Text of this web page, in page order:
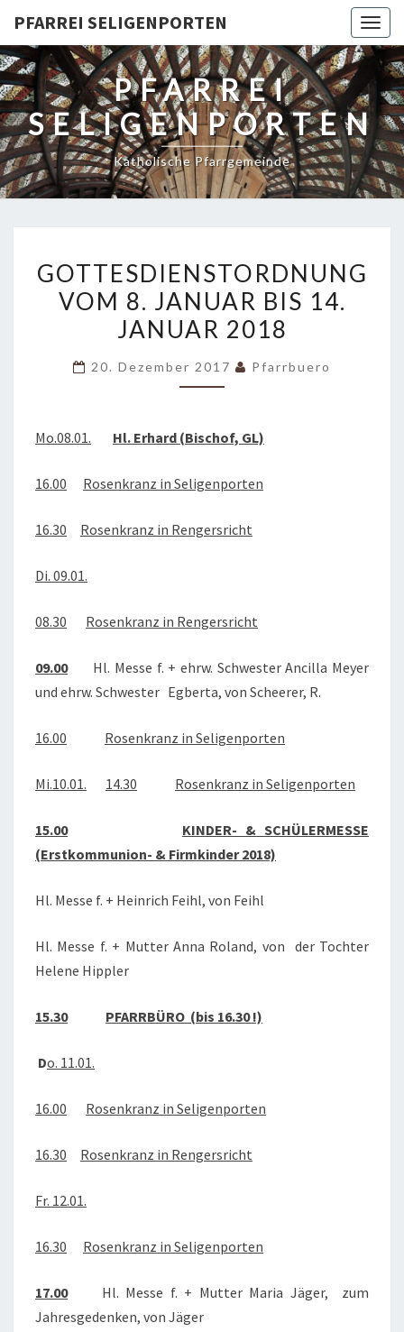
PFARREI SELIGENPORTEN
PFARREI
SELIGENPORTEN
Katholische Pfarrgemeinde
VOM
8.
JANUAR
14.
GOTTESDIENSTORDNUNG
VOM 8. JANUAR BIS 14.
JANUAR 2018
20. Dezember 2017 Pfarrbuero
Mo.08.01. Hl. Erhard (Bischof, GL)
16.00 Rosenkranz in Seligenporten
16.30 Rosenkranz in Rengersricht
Di. 09.01.
08.30 Rosenkranz in Rengersricht
09.00Hl. Messe f. + ehrw. Schwester Ancilla Meyer
und ehrw. Schwester Egberta, von Scheerer, R.
16.00 Rosenkranz in Seligenporten
Mi.10.01. 14.30 Rosenkranz in Seligenporten
15.00
KINDER- & SCHÜLERMESSE
(Erstkommunion- & Firmkinder 2018)
Hl. Messe f. + Heinrich Feihl, von Feihl
Hl. Messe f. + Mutter Anna Roland, von der Tochter
Helene Hippler
15.30 PFARRBÜRO (bis 16.30 !)
Do. 11.01.
16.00 Rosenkranz in Seligenporten
16.30 Rosenkranz in Rengersricht
Fr. 12.01.
16.30 Rosenkranz in Seligenporten
17.00
Hl. Messe f. + Mutter Maria Jäger, zum
Jahresgedenken, von Jäger